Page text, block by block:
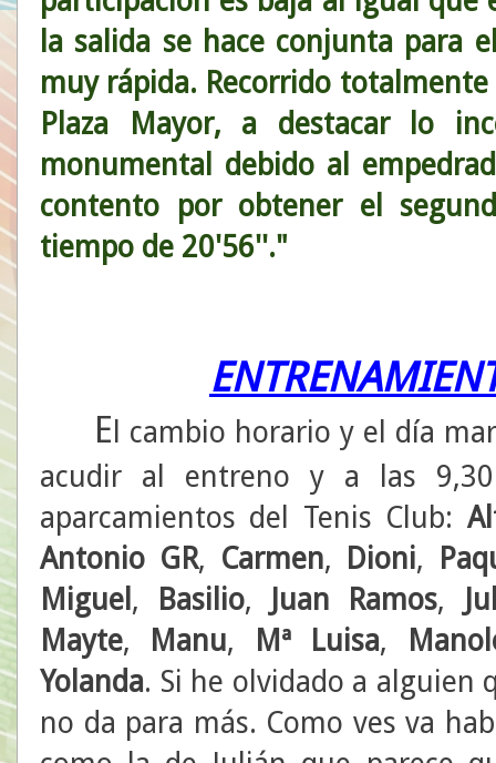
la salida se hace conjunta para
muy rápida. Recorrido
Plaza Mayor, a destacar lo
monumental debido al
contento por obtener el
tiempo de 20'56''."
E l cambio horario y el día
acudir al entreno y a las
aparcamientos del Tenis Club:
Antonio GR, Carmen, Dioni,
Miguel , Basilio, Juan Ramos,
Mayte, Manu, Mª Luisa,
Yolanda. Si he olvidado a alguien
no da para más. Como ves va